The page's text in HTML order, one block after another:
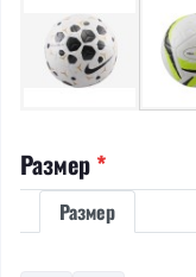
Размер *
Размер